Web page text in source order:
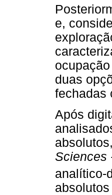
e,
duas
fechadas
Após
Sciences
analítico-